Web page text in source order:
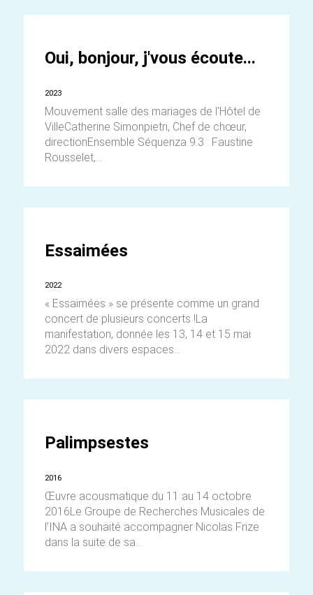
Oui, bonjour, j'vous écoute...
2023
Mouvement salle des mariages de l’Hôtel de
VilleCatherine Simonpietri, Chef de chœur,
directionEnsemble Séquenza 9.3 : Faustine
Rousselet,...
Essaimées
2022
« Essaimées » se présente comme un grand
concert de plusieurs concerts !La
manifestation, donnée les 13, 14 et 15 mai
2022 dans divers espaces...
Palimpsestes
2016
Œuvre acousmatique du 11 au 14 octobre
2016Le Groupe de Recherches Musicales de
l’INA a souhaité accompagner Nicolas Frize
dans la suite de sa...